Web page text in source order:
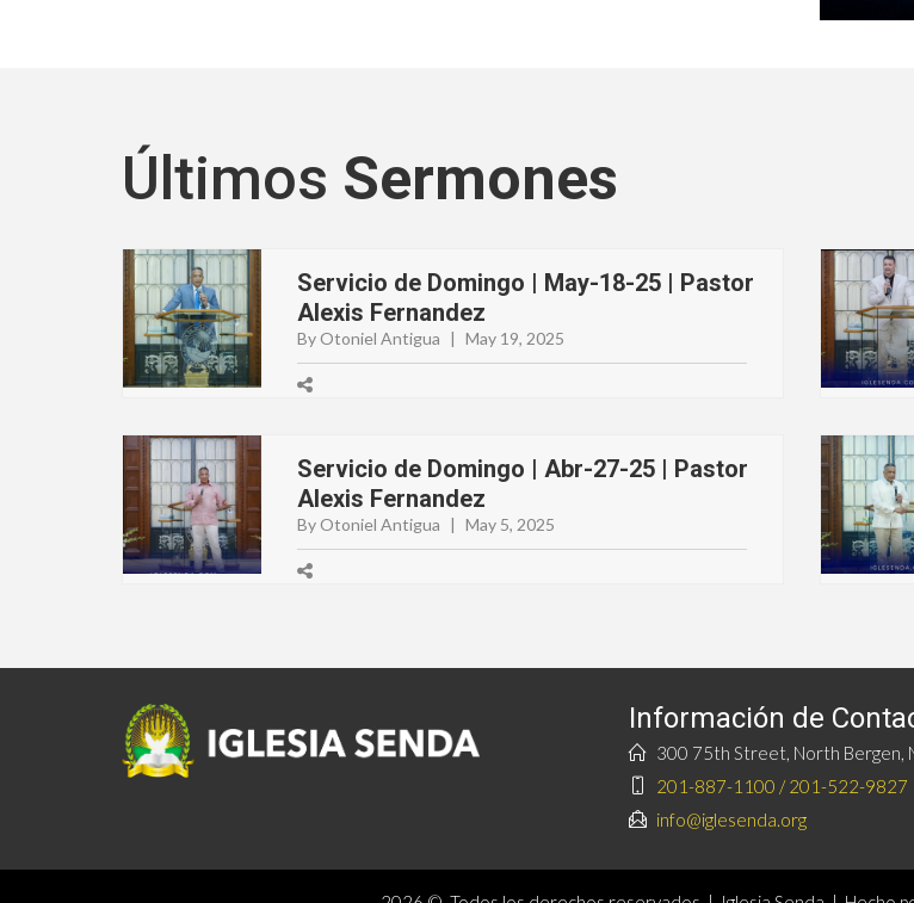
Últimos Sermones
Servicio de Domingo | May-18-25 | Pastor
Alexis Fernandez
By Otoniel Antigua | May 19, 2025
Servicio de Domingo | Abr-27-25 | Pastor
Alexis Fernandez
By Otoniel Antigua | May 5, 2025
Información de
300 75th Street, North Bergen,
201-887-1100 / 201-522-9827
info@iglesenda.org